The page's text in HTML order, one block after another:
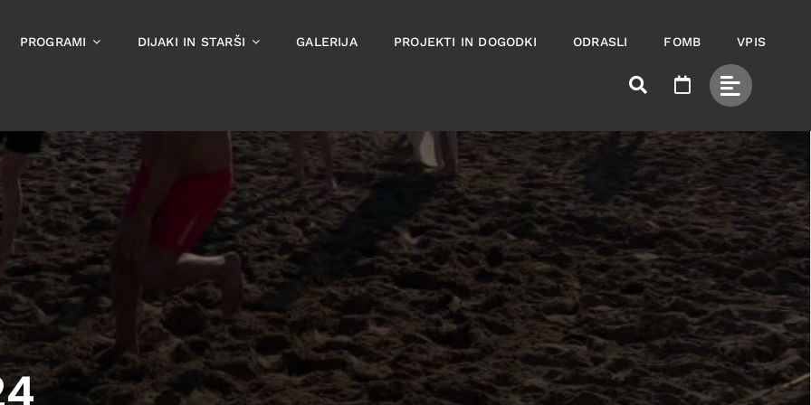
PROGRAMI DIJAKI IN STARŠI GALERIJA PROJEKTI IN DOGODKI ODRASLI FOMB VPIS